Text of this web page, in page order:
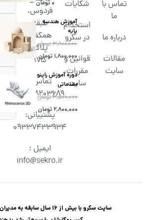
تماس با
ما
درباره ما
مقالات
سایت
شکایات
استخدام
در سکرو
قوانین و
مقررات
سایت
فردوس،
طبقه
همکف،
پلاک
۱۷۵
تماس :
02538203689
پشتیبانی:
09337433934
ایمیل :
info@sekro.ir
۰تومان
آموزش هندسه
پایه
۳,۸۰۰,۰۰۰تومان
۱,۸۰۰,۰۰۰تومان
دوره آموزش راینو
مقدماتی
۳,۵۰۰,۰۰۰تومان
۲,۸۰۰,۰۰۰تومان
سایت سکرو با بیش از 16 سال